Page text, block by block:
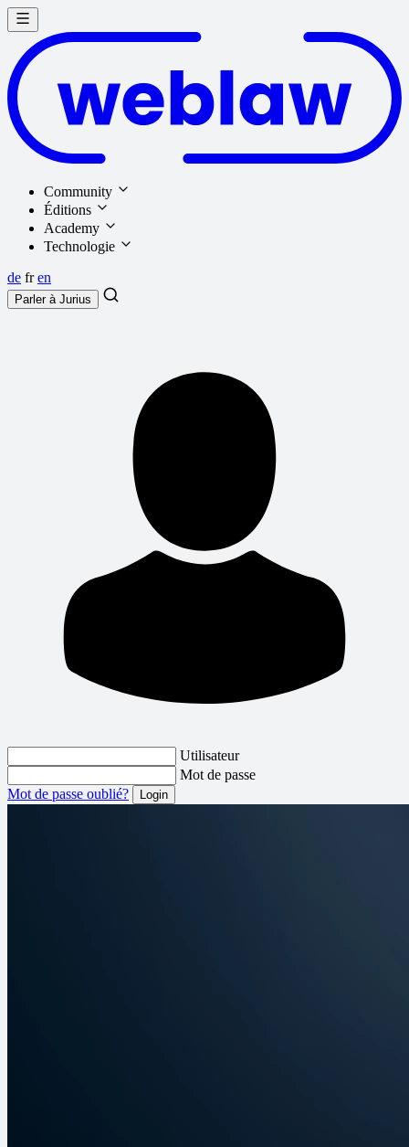
Community
Éditions
Academy
Technologie
de fr en
Parler à Jurius
Utilisateur
Mot de passe
Mot de passe oublié?